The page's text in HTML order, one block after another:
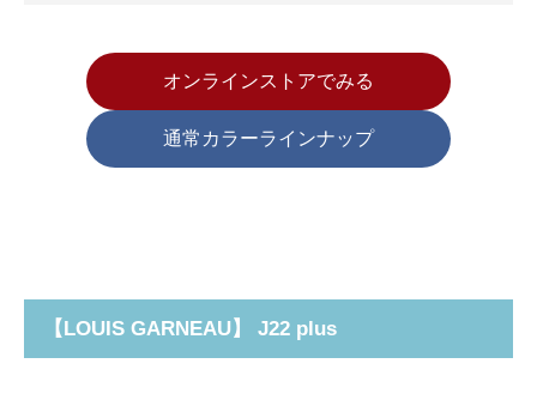
オンラインストアでみる
通常カラーラインナップ
【LOUIS GARNEAU】 J22 plus